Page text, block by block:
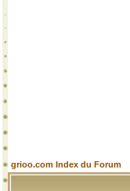
grioo.com Index du Forum